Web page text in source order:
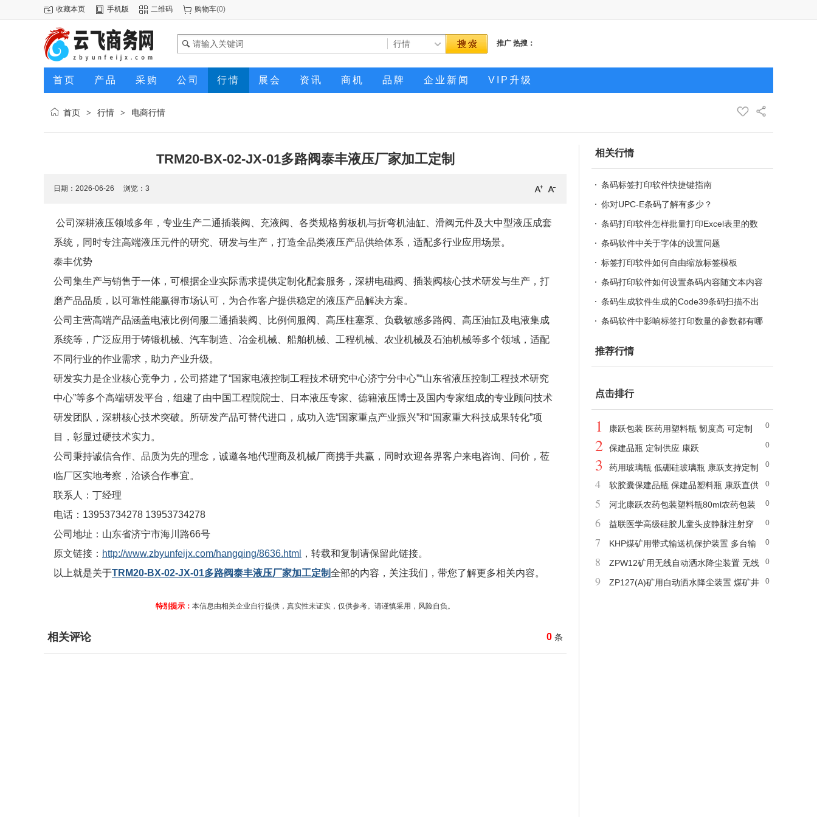
收藏本页 手机版 二维码 购物车(0)
推广 热搜：
首页 产品 采购 公司 行情 展会 资讯 商机 品牌 企业新闻 VIP升级
首页 > 行情 > 电商行情
TRM20-BX-02-JX-01多路阀泰丰液压厂家加工定制
日期：2026-06-26 浏览： 3
公司深耕液压领域多年，专业生产二通插装阀、充液阀、各类规格剪板机与折弯机油缸、滑阀元件及大中型液压成套
系统，同时专注高端液压元件的研究、研发与生产，打造全品类液压产品供给体系，适配多行业应用场景。
泰丰优势
公司集生产与销售于一体，可根据企业实际需求提供定制化配套服务，深耕电磁阀、插装阀核心技术研发与生产，打
磨产品品质，以可靠性能赢得市场认可，为合作客户提供稳定的液压产品解决方案。
公司主营高端产品涵盖电液比例伺服二通插装阀、比例伺服阀、高压柱塞泵、负载敏感多路阀、高压油缸及电液集成
系统等，广泛应用于铸锻机械、汽车制造、冶金机械、船舶机械、工程机械、农业机械及石油机械等多个领域，适配
不同行业的作业需求，助力产业升级。
研发实力是企业核心竞争力，公司搭建了“国家电液控制工程技术研究中心济宁分中心”“山东省液压控制工程技术研究
中心”等多个高端研发平台，组建了由中国工程院院士、日本液压专家、德籍液压博士及国内专家组成的专业顾问技术
研发团队，深耕核心技术突破。所研发产品可替代进口，成功入选“国家重点产业振兴”和“国家重大科技成果转化”项
目，彰显过硬技术实力。
公司秉持诚信合作、品质为先的理念，诚邀各地代理商及机械厂商携手共赢，同时欢迎各界客户来电咨询、问价，莅
临厂区实地考察，洽谈合作事宜。
联系人：丁经理
电话：13953734278 13953734278
公司地址：山东省济宁市海川路66号
原文链接： http://www.zbyunfeijx.com/hangqing/8636.html
，转载和复制请保留此链接。
以上就是关于TRM20-BX-02-JX-01多路阀泰丰液压厂家加工定制全部的内容，关注我们，带您了解更多相关内容。
特别提示： 本信息由相关企业自行提供，真实性未证实，仅供参考。请谨慎采用，风险自负。
0 条
相关评论
相关行情
条码标签打印软件快捷键指南
你对UPC-E条码了解有多少？
条码打印软件怎样批量打印Excel表里的数
据
条码软件中关于字体的设置问题
标签打印软件如何自由缩放标签模板
条码打印软件如何设置条码内容随文本内容
变化
条码生成软件生成的Code39条码扫描不出
来是什么原因
条码软件中影响标签打印数量的参数都有哪
推荐行情
点击排行
0
1 康跃包装 医药用塑料瓶 韧度高 可定制
0
2 保建品瓶 定制供应 康跃
0
3 药用玻璃瓶 低硼硅玻璃瓶 康跃支持定制
0
4 软胶囊保建品瓶 保建品塑料瓶 康跃直供
0
5
河北康跃农药包装塑料瓶80ml农药包装
塑料瓶
0
6
益联医学高级硅胶儿童头皮静脉注射穿
刺训练模型
0
7
KHP煤矿用带式输送机保护装置 多台输
送机间连锁 故障对位显示
0
8
ZPW12矿用无线自动洒水降尘装置 无线
信号控制 安装与维护方便
0
9
ZP127(A)矿用自动洒水降尘装置 煤矿井